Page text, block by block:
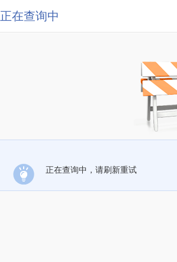
正在查询中
正在查询中，请刷新重试